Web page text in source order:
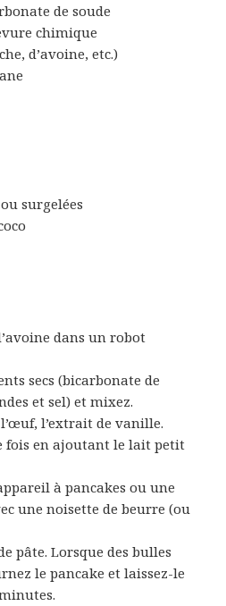
de soude
chimique
d’avoine, etc.)
surgelées
dans un robot
secs (bicarbonate de
et sel) et mixez.
l’extrait de vanille.
fois en ajoutant le lait petit
à pancakes ou une
une noisette de beurre (ou
pâte. Lorsque des bulles
le pancake et laissez-le